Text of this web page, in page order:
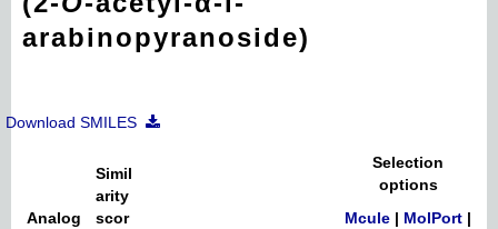
arabinopyranoside)
Download SMILES
Analog
Simil
arity
scor
Selection
options
Mcule | MolPort |